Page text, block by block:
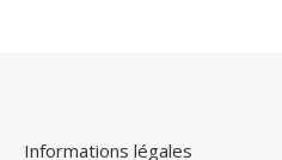
Informations légales